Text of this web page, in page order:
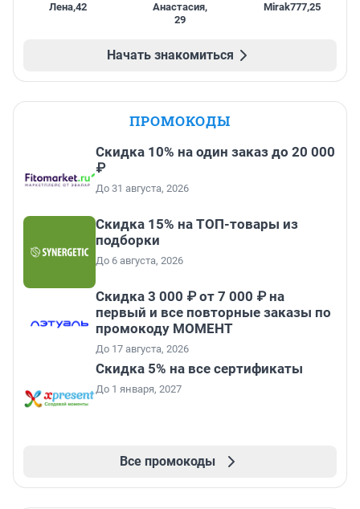
Лена,42 Анастасия,
29
Mirak777,25
Начать знакомиться
ПРОМОКОДЫ
Скидка 10% на один заказ до 20 000
₽
До 31 августа, 2026
Скидка 15% на ТОП-товары из
подборки
До 6 августа, 2026
Скидка 3 000 ₽ от 7 000 ₽ на
первый и все повторные заказы по
промокоду МОМЕНТ
До 17 августа, 2026
Скидка 5% на все сертификаты
До 1 января, 2027
Все промокоды